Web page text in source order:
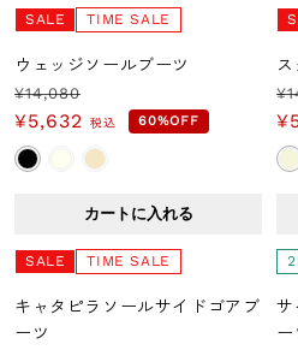
レ
ク
シ
ョ
:
SALE TIME SALE
ウェッジソールブーツ
通
常
価
¥14,080
セ
ー
ル
¥5,632 税込 60%OFF
カートに入れる
通
常
価
セ
ー
ル
SALE TIME SALE
キャタピラソールサイドゴアブ
ーツ
サ
ー